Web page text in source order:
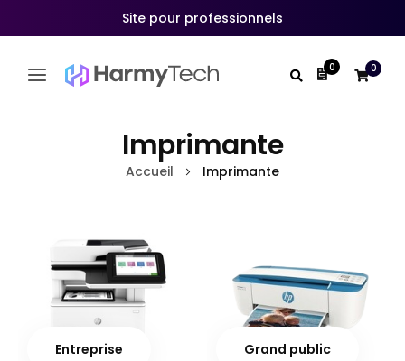
Site pour professionnels
Mon devis
0 0
Imprimante
Accueil Imprimante
Entreprise Grand public